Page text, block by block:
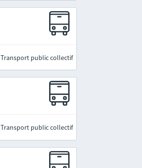
Transport public collectif
Transport public collectif